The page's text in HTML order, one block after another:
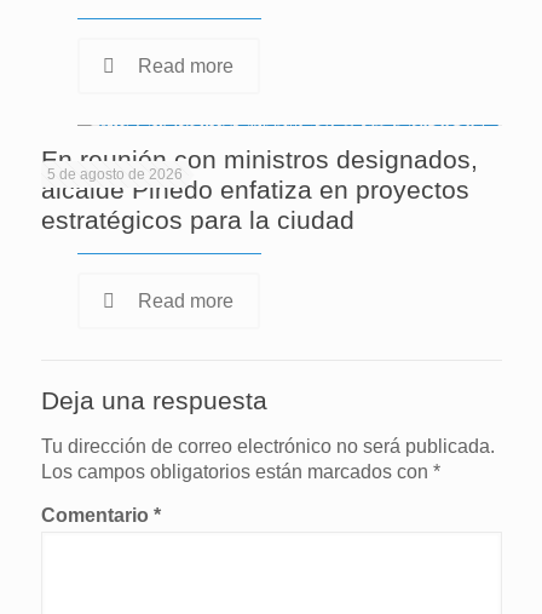
Read more
5 de agosto de 2026
En reunión con ministros designados,
alcalde Pinedo enfatiza en proyectos
estratégicos para la ciudad
Read more
Deja una respuesta
Tu dirección de correo electrónico no será publicada.
Los campos obligatorios están marcados con *
Comentario *